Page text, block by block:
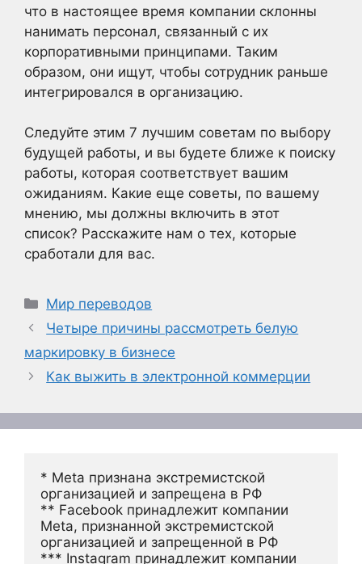
что в настоящее время компании склонны
нанимать персонал, связанный с их
корпоративными принципами. Таким
образом, они ищут, чтобы сотрудник раньше
интегрировался в организацию.
Следуйте этим 7 лучшим советам по выбору
будущей работы, и вы будете ближе к поиску
работы, которая соответствует вашим
ожиданиям. Какие еще советы, по вашему
мнению, мы должны включить в этот
список? Расскажите нам о тех, которые
сработали для вас.
Рубрики
Мир переводов
Четыре причины рассмотреть белую
маркировку в бизнесе
Как выжить в электронной коммерции
* Meta признана экстремистской
организацией и запрещена в РФ
** Facebook принадлежит компании
Meta, признанной экстремистской
организацией и запрещенной в РФ
*** Instagram принадлежит компании